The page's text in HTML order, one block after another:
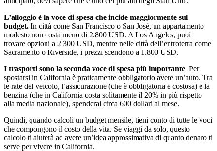
L’alloggio è la voce di spesa che incide maggiormente sul
budget. In città come San Francisco o San José, un appartamento
modesto non costa meno di 2.800 USD. A Los Angeles, puoi
trovare opzioni a 2.300 USD, mentre nelle città dell’entroterra come
Sacramento o Riverside, i prezzi scendono a 1.800 USD.
I trasporti sono la seconda voce di spesa più importante. Per
spostarsi in California è praticamente obbligatorio avere un’auto. Tra
le rate del veicolo, l’assicurazione (che è obbligatoria e costosa) e la
benzina (che in California costa solitamente il 20% in più rispetto
alla media nazionale), spenderai circa 600 dollari al mese.
Quindi, quando calcoli un budget mensile, tieni conto di tutte le voci
che compongono il costo della vita. Se viaggi da solo, questo
calcolo ti aiuterà ad avere un’idea approssimativa di quanto denaro ti
serve per vivere in California.